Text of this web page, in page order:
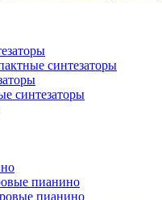
синтезаторы
синтезаторы
пианино
пианино